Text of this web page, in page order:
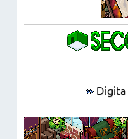
Digita